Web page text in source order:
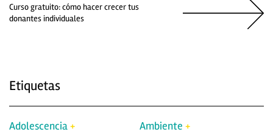
Curso gratuito: cómo hacer crecer tus
donantes individuales
Etiquetas
Adolescencia
Ambiente